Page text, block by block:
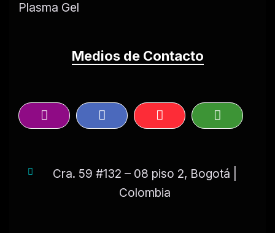
Plasma Gel
Medios de Contacto
Cra. 59 #132 – 08 piso 2, Bogotá |
Colombia